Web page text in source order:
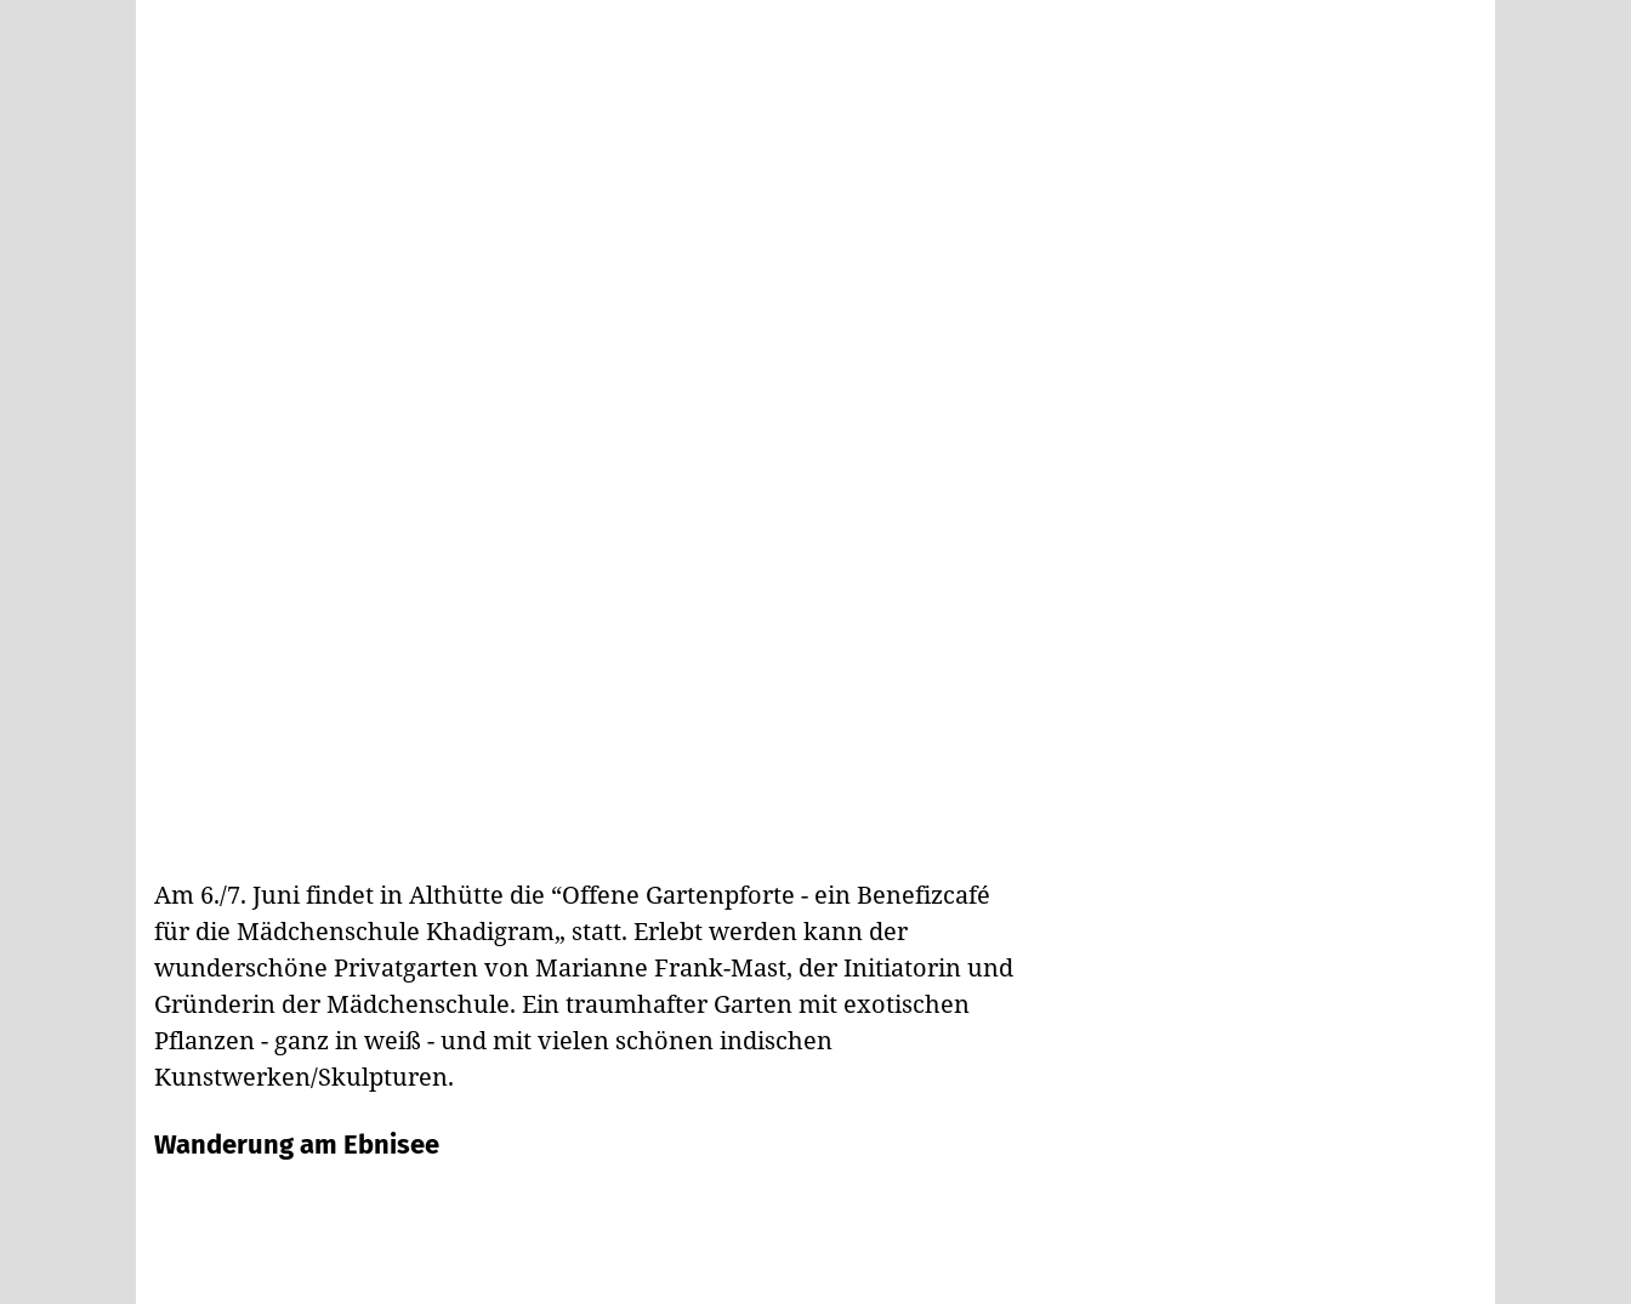
Am 6./7. Juni findet in Althütte die “Offene Gartenpforte - ein Benefizcafé
für die Mädchenschule Khadigram„ statt. Erlebt werden kann der
wunderschöne Privatgarten von Marianne Frank-Mast, der Initiatorin und
Gründerin der Mädchenschule. Ein traumhafter Garten mit exotischen
Pflanzen - ganz in weiß - und mit vielen schönen indischen
Kunstwerken/Skulpturen.
Wanderung am Ebnisee